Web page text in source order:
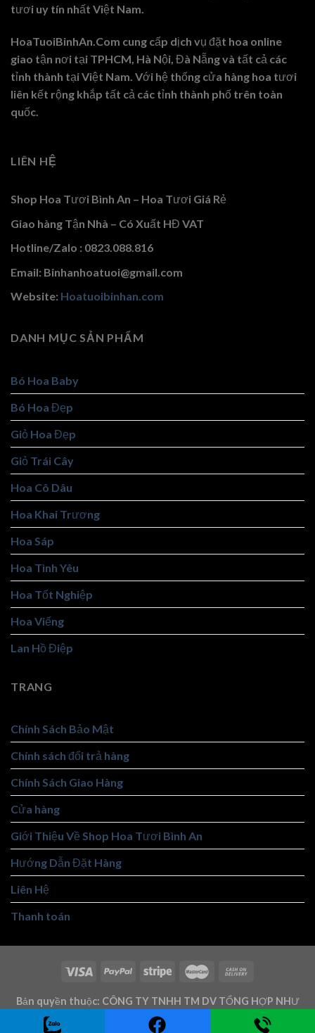
tươi uy tín nhất Việt Nam.
HoaTuoiBinhAn.Com cung cấp dịch vụ đặt hoa online
giao tận nơi tại TPHCM, Hà Nội, Đà Nẵng và tất cả các
tỉnh thành tại Việt Nam. Với hệ thống cửa hàng hoa tươi
liên kết rộng khắp tất cả các tỉnh thành phố trên toàn
quốc.
LIÊN HỆ
Shop Hoa Tươi Bình An – Hoa Tươi Giá Rẻ
Giao hàng Tận Nhà – Có Xuất HĐ VAT
Hotline/Zalo : 0823.088.816
Email: Binhanhoatuoi@gmail.com
Website: Hoatuoibinhan.com
DANH MỤC SẢN PHẨM
Bó Hoa Baby
Bó Hoa Đẹp
Giỏ Hoa Đẹp
Giỏ Trái Cây
Hoa Cô Dâu
Hoa Khai Trương
Hoa Sáp
Hoa Tình Yêu
Hoa Tốt Nghiệp
Hoa Viếng
Lan Hồ Điệp
TRANG
Chính Sách Bảo Mật
Chính sách đổi trả hàng
Chính Sách Giao Hàng
Cửa hàng
Giới Thiệu Về Shop Hoa Tươi Bình An
Hướng Dẫn Đặt Hàng
Liên Hệ
Thanh toán
Bản quyền thuộc: CÔNG TY TNHH TM DV TỔNG HỢP NHƯ
TRUNG - Mst: 3101146219